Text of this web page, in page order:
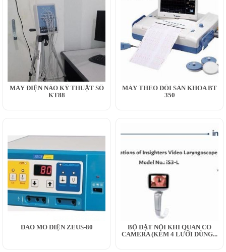
MÁY ĐIỆN NÃO KỸ THUẬT SỐ
KT88
MÁY THEO DÕI SẢN KHOA BT
350
DAO MỔ ĐIỆN ZEUS-80
BỘ ĐẶT NỘI KHÍ QUẢN CÓ
CAMERA (KÈM 4 LƯỠI DÙNG...